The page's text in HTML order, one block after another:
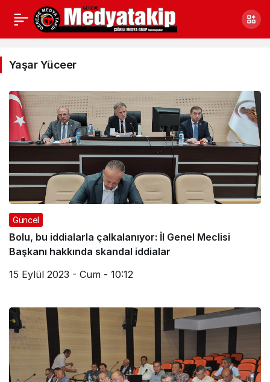
Yaşar
Yüceer
Haberleri
Yaşar Yüceer
Güncel
Bolu, bu iddialarla çalkalanıyor: İl Genel Meclisi
Başkanı hakkında skandal iddialar
15 Eylül 2023 - Cum - 10:12